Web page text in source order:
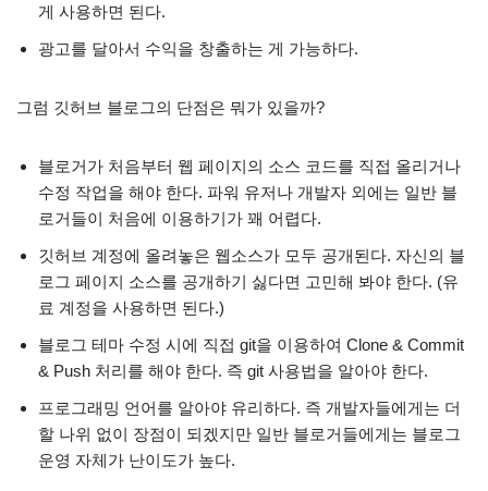
게 사용하면 된다.
광고를 달아서 수익을 창출하는 게 가능하다.
그럼 깃허브 블로그의 단점은 뭐가 있을까?
블로거가 처음부터 웹 페이지의 소스 코드를 직접 올리거나
수정 작업을 해야 한다. 파워 유저나 개발자 외에는 일반 블
로거들이 처음에 이용하기가 꽤 어렵다.
깃허브 계정에 올려놓은 웹소스가 모두 공개된다. 자신의 블
로그 페이지 소스를 공개하기 싫다면 고민해 봐야 한다. (유
료 계정을 사용하면 된다.)
블로그 테마 수정 시에 직접 git을 이용하여 Clone & Commit
& Push 처리를 해야 한다. 즉 git 사용법을 알아야 한다.
프로그래밍 언어를 알아야 유리하다. 즉 개발자들에게는 더
할 나위 없이 장점이 되겠지만 일반 블로거들에게는 블로그
운영 자체가 난이도가 높다.